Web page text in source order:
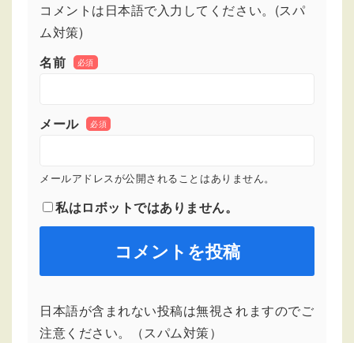
コメントは日本語で入力してください。(スパ
ム対策)
名前
必須
メール 必須
メールアドレスが公開されることはありません。
私はロボットではありません。
日本語が含まれない投稿は無視されますのでご
注意ください。（スパム対策）